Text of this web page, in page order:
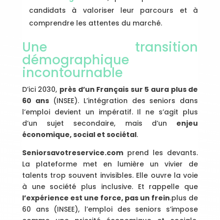
candidats à valoriser leur parcours et à
comprendre les attentes du marché.
Une transition
démographique
incontournable
D’ici 2030, près d’un Français sur 5 aura plus de
60 ans(INSEE). L’intégration des seniors dans
l’emploi devient un impératif. Il ne s’agit plus
d’un sujet secondaire, mais d’un enjeu
économique, social et sociétal.
Seniorsavotreservice.comprend les devants.
La plateforme met en lumière un vivier de
talents trop souvent invisibles. Elle ouvre la voie
à une société plus inclusive. Et rappelle que
l’expérience est une force, pas un frein.plus de
60 ans (INSEE), l’emploi des seniors s’impose